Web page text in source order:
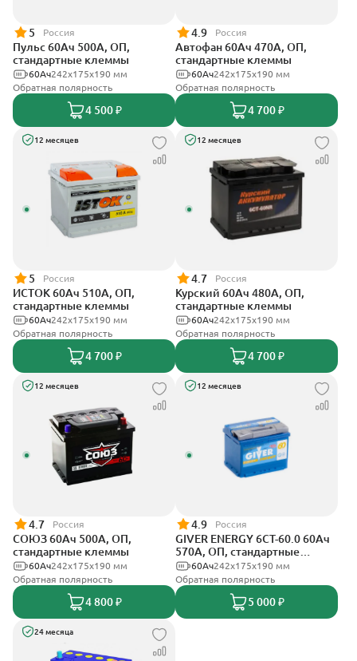
5 Россия
Пульс 60Ач 500А, ОП,
стандартные клеммы
242x175x190 мм
60Ач
Обратная полярность
4 500 ₽
4.9 Россия
Автофан 60Ач 470А, ОП,
стандартные клеммы
242х175х190 мм
60Ач
Обратная полярность
4 700 ₽
12 месяцев
5 Россия
ИСТОК 60Ач 510А, ОП,
стандартные клеммы
242x175x190 мм
60Ач
Обратная полярность
4 700 ₽
12 месяцев
4.7 Россия
Курский 60Ач 480А, ОП,
стандартные клеммы
242x175x190 мм
60Ач
Обратная полярность
4 700 ₽
12 месяцев
4.7 Россия
СОЮЗ 60Ач 500А, ОП,
стандартные клеммы
242x175x190 мм
60Ач
Обратная полярность
4 800 ₽
12 месяцев
4.9 Россия
GIVER ENERGY 6СТ-60.0 60Ач
570А, ОП, стандартные
клеммы242х175х190 мм
60Ач
Обратная полярность
5 000 ₽
24 месяца